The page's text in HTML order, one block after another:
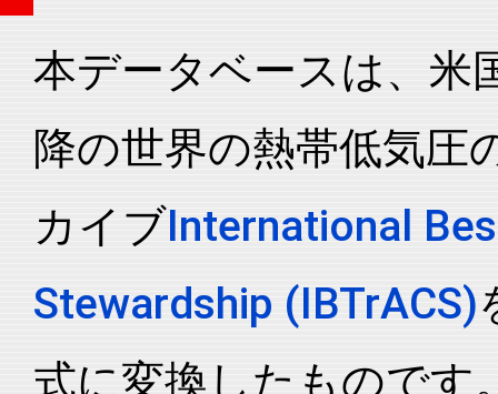
本データベースは、米
降の世界の熱帯低気圧
カイブInternational
Stewardship (IBTrACS)
式に変換したものです